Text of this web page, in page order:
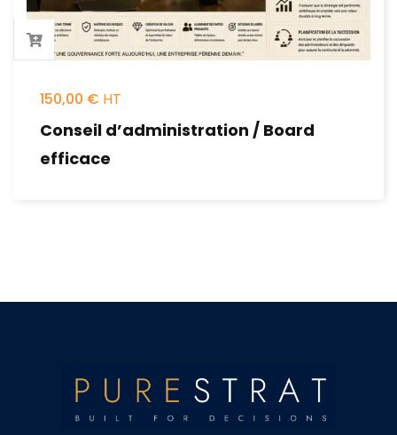
150,00 €
Conseil d’administration / Board
efficace